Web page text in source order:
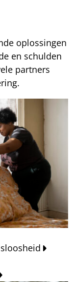
oplossingen
en schulden
partners